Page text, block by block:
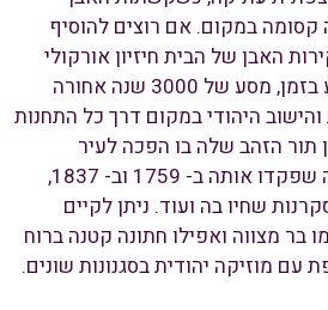
קסומה במקום. אם רוצים להוסיף
האבן של הבית חיזיון אורקולי
הלוקח את הצופים למסע בזמן, מסע של 3000 שנה אחורה
היהודי במקום דרך כל התחנות
תור הזהב שלה בו הפכה לעיר
המקובלים, רעשי האדמה שפקדו אותה ב- 1759 וב- 1837,
שחיו בה ועוד. ניתן לקיים
בר מצווה ואפילו חתונה קטנה ברוח
עם מוזיקה יהודית בסגנונות שונים.